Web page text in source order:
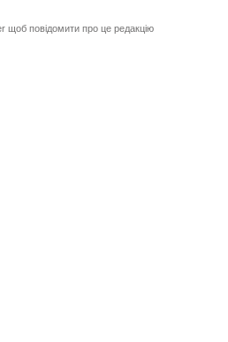
щоб повідомити про це редакцію